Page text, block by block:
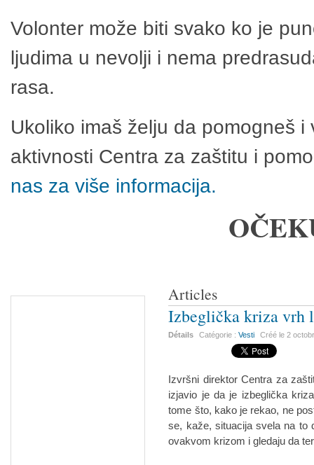
Volonter može biti svako ko je
ljudima u nevolji i nema
rasa.
Ukoliko imaš želju da pomogneš
aktivnosti Centra za zaštitu i
nas za više informacija.
Articles
Izbeglička kriza vrh
Détails Catégorie :Vesti Créé le2
Izvršni direktor Centra za
izjavio je da je izbeglička
tome što, kako je rekao, ne
se, kaže, situacija svela na to
ovakvom krizom i gledaju da